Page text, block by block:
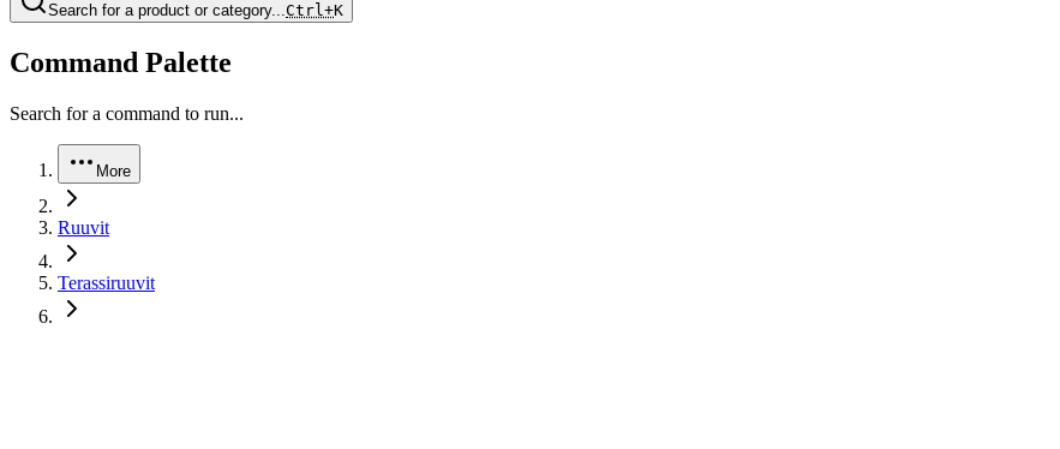
Search for a product or category... Ctrl+K
Command Palette
Search for a command to run...
More
Ruuvit
Terassiruuvit